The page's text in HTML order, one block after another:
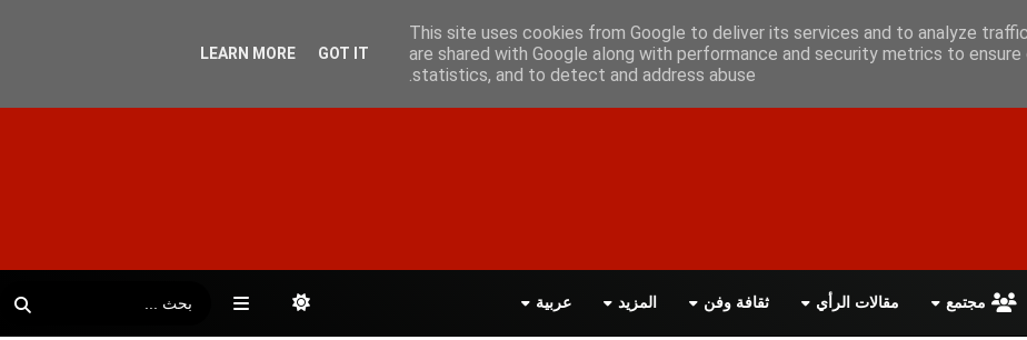
أعلن معانا اتصل بنا اقرأ الصحيفة PDF
مجتمع مقالات الرأي ثقافة وفن المزيد عربية
This site uses cookies from Google to deliver its services and to analyze
are shared with Google along with performance and security metrics to
statistics, and to detect and address abuse.
LEARN MORE GOT IT